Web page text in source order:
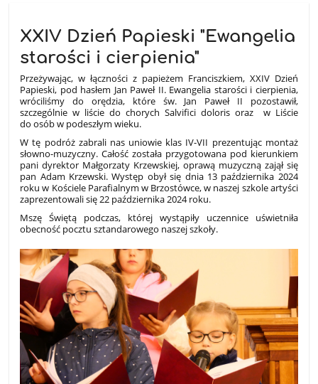
XXIV Dzień Papieski "Ewangelia
starości i cierpienia"
Przeżywając, w łączności z papieżem Franciszkiem, XXIV Dzień
Papieski, pod hasłem Jan Paweł II. Ewangelia starości i cierpienia,
wróciliśmy do orędzia, które św. Jan Paweł II pozostawił,
szczególnie w liście do chorych Salvifici doloris oraz w Liście
do osób w podeszłym wieku.
W tę podróż zabrali nas uniowie klas IV-VII prezentując montaż
słowno-muzyczny. Całość została przygotowana pod kierunkiem
pani dyrektor Małgorzaty Krzewskiej, oprawą muzyczną zajął się
pan Adam Krzewski. Występ obył się dnia 13 października 2024
roku w Kościele Parafialnym w Brzostówce, w naszej szkole artyści
zaprezentowali się 22 października 2024 roku.
Mszę Świętą podczas, której wystąpiły uczennice uświetniła
obecność pocztu sztandarowego naszej szkoły.